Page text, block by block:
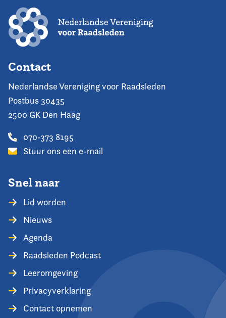
Contact
Nederlandse Vereniging voor Raadsleden
Postbus 30435
2500 GK Den Haag
070-373 8195
Stuur ons een e-mail
Snel naar
Lid worden
Nieuws
Agenda
Raadsleden Podcast
Leeromgeving
Privacyverklaring
Contact opnemen